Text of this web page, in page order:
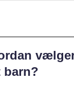
barn?